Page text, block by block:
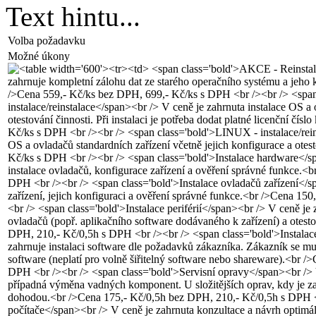
Text hintu...
Volba požadavku
Možné úkony